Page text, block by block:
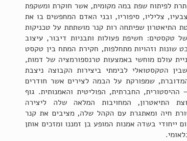
לפיתוח שפת במה מקומית, אשר חוקרת ומשקפת
צליליו, סיפוריו, ובני האדם המחפשים בו את
התיאטרון שפיתחה רות קנר מושתתת על טכניקות
של טקסטים: חשיפת פעולות ותבניות דיבור, עיצוב
שונות וזהויות מתחלפות, חקירת המתח בין טקסט
עולם מוחשי באמצעות טרנספורמציה של דמות,
הטקסטואלי לבימתי ביצירות הקבוצה ניצבת
שמפורקת על הבמה לצירים אשר חודרים
ההיסטורית, החברתית, הפוליטית והאמנותית. גוף
התיאטרון, המחויבות המלאה שלה ליצירה
חיה ומאתגרת עם הקהל שלה, מציבים את קנר
ייחודי בשדה אמנות המופע בן זמננו ומזכים אותן